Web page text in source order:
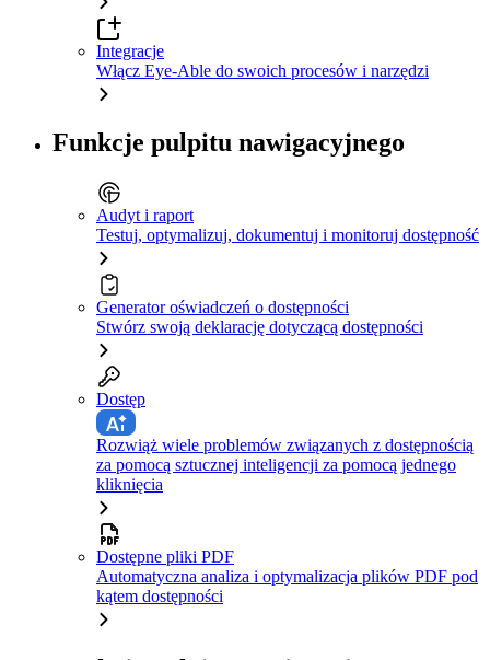
Integracje
Włącz Eye-Able do swoich procesów i narzędzi
Funkcje pulpitu nawigacyjnego
Audyt i raport
Testuj, optymalizuj, dokumentuj i monitoruj dostępność
Generator oświadczeń o dostępności
Stwórz swoją deklarację dotyczącą dostępności
Dostęp
Rozwiąż wiele problemów związanych z dostępnością
za pomocą sztucznej inteligencji za pomocą jednego
kliknięcia
Dostępne pliki PDF
Automatyczna analiza i optymalizacja plików PDF pod
kątem dostępności